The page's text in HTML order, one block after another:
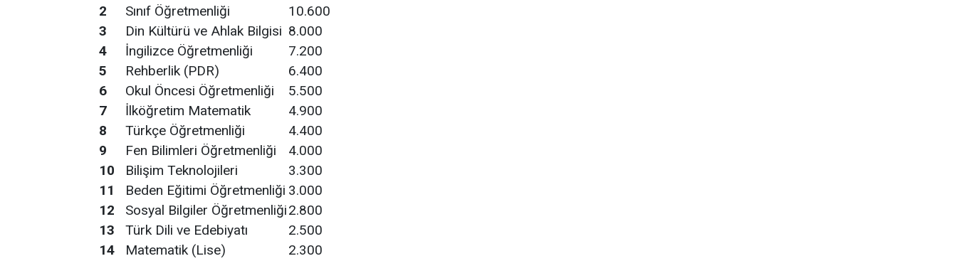
2
Sınıf Öğretmenliği
10.600
3
Din Kültürü ve Ahlak Bilgisi 8.000
4
İngilizce Öğretmenliği
7.200
5
Rehberlik (PDR)
6.400
6
Okul Öncesi Öğretmenliği
5.500
7
İlköğretim Matematik
4.900
8
Türkçe Öğretmenliği
4.400
9
Fen Bilimleri Öğretmenliği
4.000
10
Bilişim Teknolojileri
3.300
11
Beden Eğitimi Öğretmenliği 3.000
12
Sosyal Bilgiler Öğretmenliği2.800
13
Türk Dili ve Edebiyatı
2.500
14
Matematik (Lise)
2.300